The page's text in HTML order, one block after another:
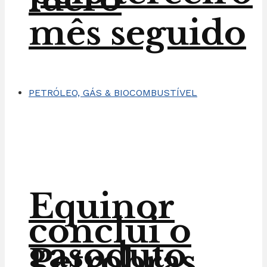
Equinor
conclui o
gasoduto
mês seguido
PETRÓLEO, GÁS & BIOCOMBUSTÍVEL